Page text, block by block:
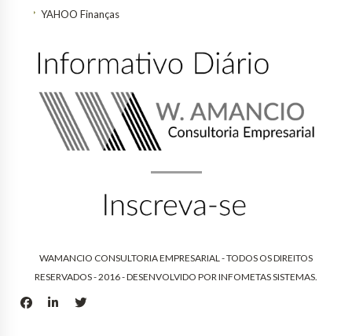
YAHOO Finanças
WAMANCIO CONSULTORIA EMPRESARIAL - TODOS OS DIREITOS
RESERVADOS - 2016 - DESENVOLVIDO PORINFOMETAS SISTEMAS.